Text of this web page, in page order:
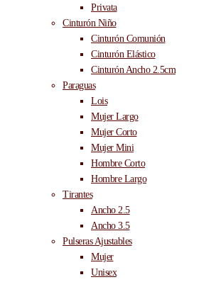
Privata
Cinturón Niño
Cinturón Comunión
Cinturón Elástico
Cinturón Ancho 2.5cm
Paraguas
Lois
Mujer Largo
Mujer Corto
Mujer Mini
Hombre Corto
Hombre Largo
Tirantes
Ancho 2.5
Ancho 3.5
Pulseras Ajustables
Mujer
Unisex